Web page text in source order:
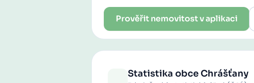
Prověřit nemovitost v aplikaci
Statistika obceChrášťany